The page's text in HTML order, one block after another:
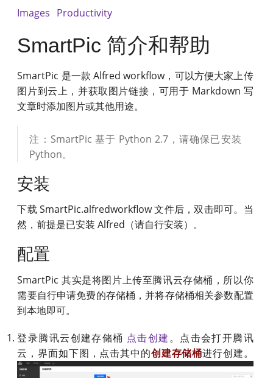
Images Productivity
SmartPic 简介和帮助
SmartPic 是一款 Alfred workflow，可以方便大家上传
图片到云上，并获取图片链接，可用于 Markdown 写
文章时添加图片或其他用途。
注：SmartPic 基于 Python 2.7，请确保已安装
Python。
安装
下载 SmartPic.alfredworkflow 文件后，双击即可。当
然，前提是已安装 Alfred（请自行安装）。
配置
SmartPic 其实是将图片上传至腾讯云存储桶，所以你
需要自行申请免费的存储桶，并将存储桶相关参数配置
到本地即可。
登录腾讯云创建存储桶 点击创建。点击会打开腾讯
云，界面如下图，点击其中的创建存储桶进行创建。